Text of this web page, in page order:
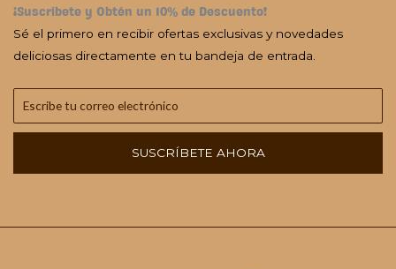
¡Suscríbete y Obtén un 10% de Descuento!
Sé el primero en recibir ofertas exclusivas y novedades
deliciosas directamente en tu bandeja de entrada.
SUSCRÍBETE AHORA